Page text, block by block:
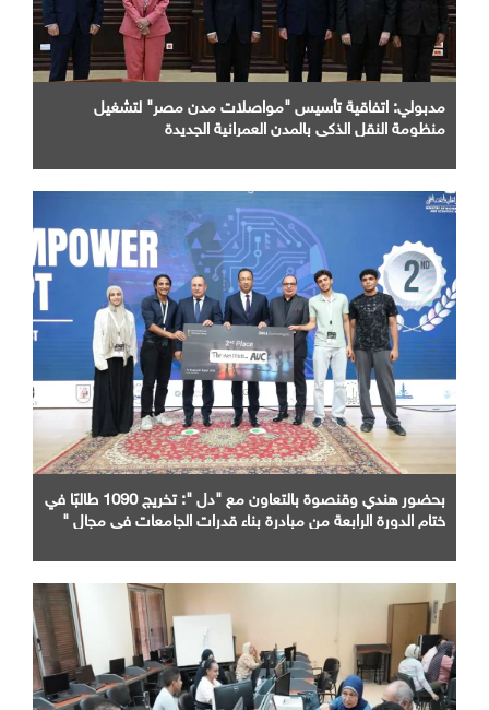
مدبولي: اتفاقية تأسيس "مواصلات مدن مصر" لتشغيل
منظومة النقل الذكي بالمدن العمرانية الجديدة
بحضور هندي وقنصوة بالتعاون مع "دل ": تخريج 1090 طالبًا في
ختام الدورة الرابعة من مبادرة بناء قدرات الجامعات في مجال "